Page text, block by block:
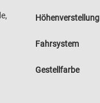
Höhenverstellung
Fahrsystem
Gestellfarbe